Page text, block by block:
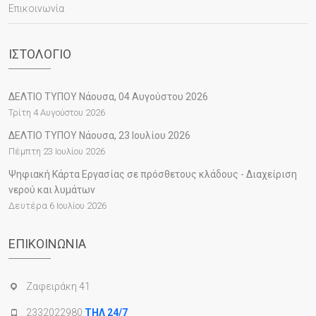
Επικοινωνία
ΙΣΤΟΛΌΓΙΟ
ΔΕΛΤΙΟ ΤΥΠΟΥ Νάουσα, 04 Αυγούστου 2026
Τρίτη 4 Αυγούστου 2026
ΔΕΛΤΙΟ ΤΥΠΟΥ Νάουσα, 23 Ιουλίου 2026
Πέμπτη 23 Ιουλίου 2026
Ψηφιακή Κάρτα Εργασίας σε πρόσθετους κλάδους - Διαχείριση
νερού και λυμάτων
Δευτέρα 6 Ιουλίου 2026
ΕΠΙΚΟΙΝΩΝΊΑ
Ζαφειράκη 41
2332022980 ΤΗΛ 24/7